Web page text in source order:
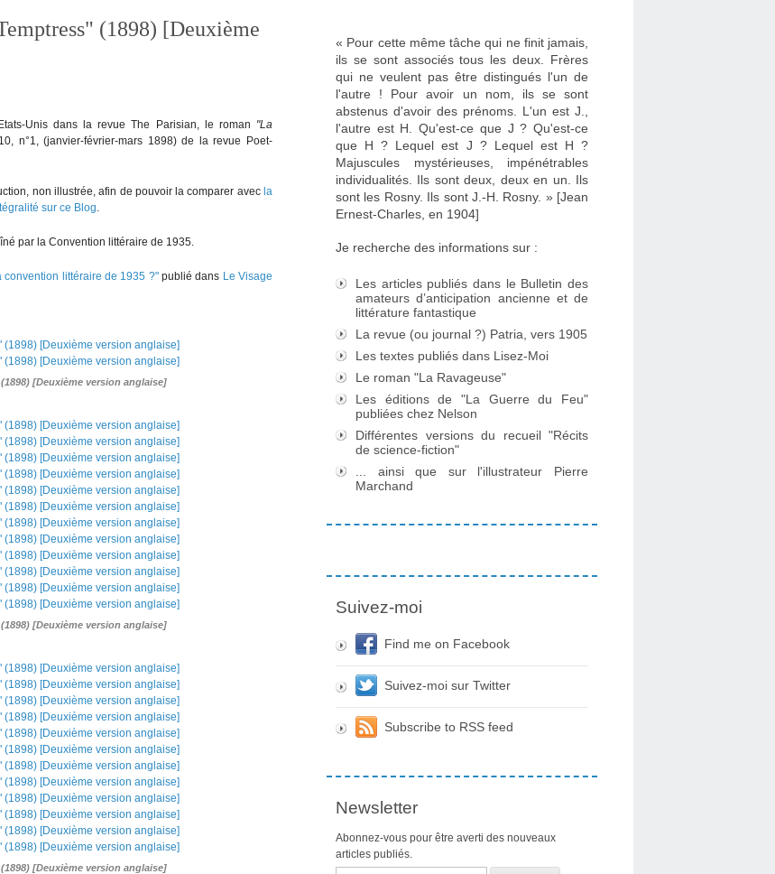
(1898) [Deuxième
Unis dans la revue The Parisian, le roman "La
n°1, (janvier-février-mars 1898) de la revue Poet-
non illustrée, afin de pouvoir la comparer avec la
sur ce Blog.
par la Convention littéraire de 1935.
convention littéraire de 1935 ?"publié dans Le Visage
[Deuxième version anglaise]
[Deuxième version anglaise]
[Deuxième version anglaise]
« Pour cette même tâche qui ne finit jamais,
ils se sont associés tous les deux. Frères
qui ne veulent pas être distingués l'un de
l'autre ! Pour avoir un nom, ils se sont
abstenus d'avoir des prénoms. L'un est J.,
l'autre est H. Qu'est-ce que J ? Qu'est-ce
que H ? Lequel est J ? Lequel est H ?
Majuscules mystérieuses, impénétrables
individualités. Ils sont deux, deux en un. Ils
sont les Rosny. Ils sont J.-H. Rosny. » [Jean
Ernest-Charles, en 1904]
Je recherche des informations sur :
Les articles publiés dans le Bulletin des
amateurs d’anticipation ancienne et de
littérature fantastique
La revue (ou journal ?) Patria, vers 1905
Les textes publiés dans Lisez-Moi
Le roman "La Ravageuse"
Les éditions de "La Guerre du Feu"
publiées chez Nelson
Différentes versions du recueil "Récits
de science-fiction"
... ainsi que sur l'illustrateur Pierre
Marchand
Suivez-moi
Find me on Facebook
Suivez-moi sur Twitter
Subscribe to RSS feed
Newsletter
Abonnez-vous pour être averti des nouveaux
articles publiés.